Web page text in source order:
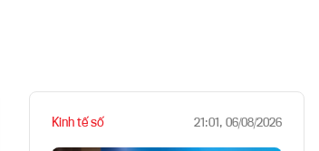
Kinh tế số 21:01, 06/08/2026